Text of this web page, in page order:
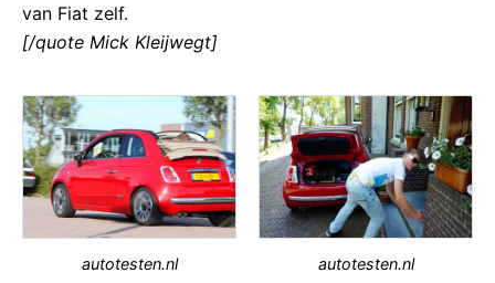
van Fiat zelf.
[/quote Mick Kleijwegt]
autotesten.nl autotesten.nl